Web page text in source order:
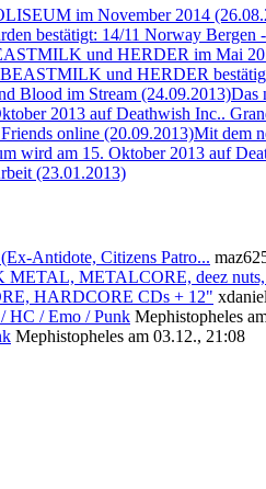
im November 2014
bestätigt: 14/11 Norway
und HERDER im Mai
und HERDER
Blood im Stream (24.09.2013)Das
2013 auf Deathwish Inc..
online (20.09.2013)Mit dem
wird am 15. Oktober 2013 auf
(23.01.2013)
Antidote, Citizens Patro...
METALCORE, deez
HARDCORE CDs + 12"
HC / Emo / Punk Mephistopheles
Mephistopheles am 03.12., 21:08